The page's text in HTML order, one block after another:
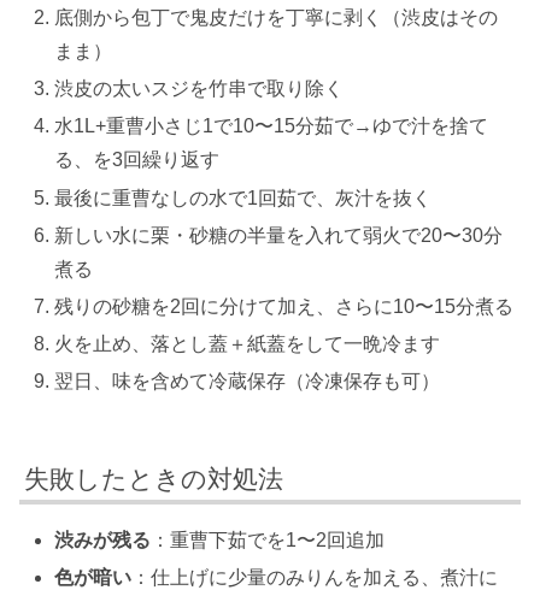
底側から包丁で鬼皮だけを丁寧に剥く（渋皮はその
まま）
渋皮の太いスジを竹串で取り除く
水1L+重曹小さじ1で10〜15分茹で→ゆで汁を捨て
る、を3回繰り返す
最後に重曹なしの水で1回茹で、灰汁を抜く
新しい水に栗・砂糖の半量を入れて弱火で20〜30分
煮る
残りの砂糖を2回に分けて加え、さらに10〜15分煮る
火を止め、落とし蓋＋紙蓋をして一晩冷ます
翌日、味を含めて冷蔵保存（冷凍保存も可）
失敗したときの対処法
渋みが残る ：重曹下茹でを1〜2回追加
色が暗い ：仕上げに少量のみりんを加える、煮汁に